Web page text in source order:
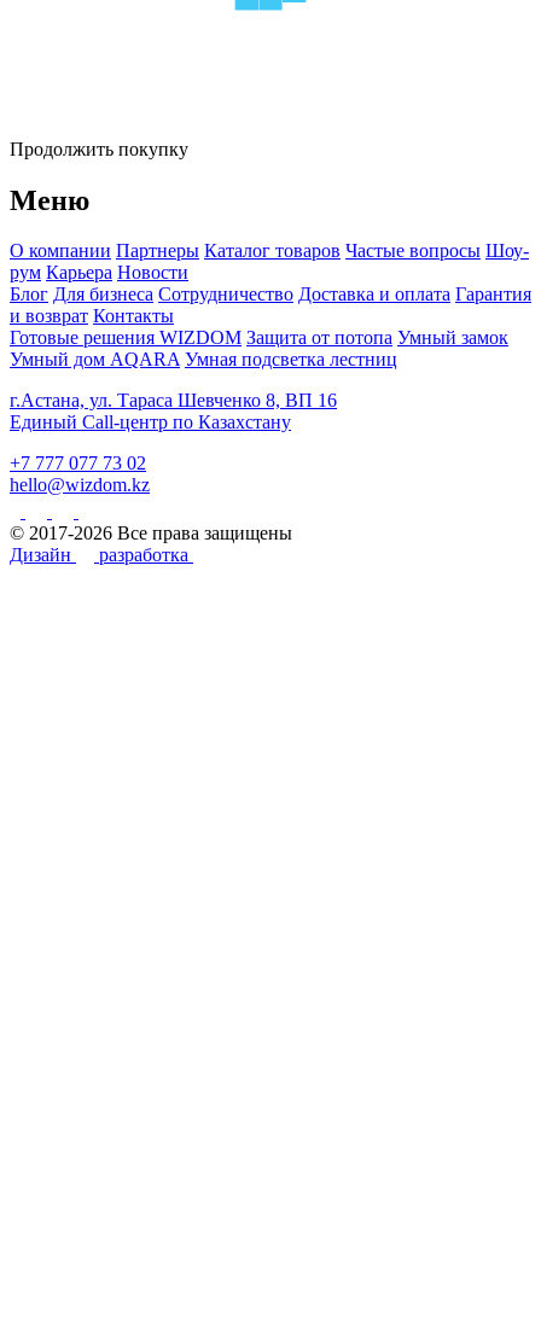
Продолжить покупку
Меню
О компании Партнеры Каталог товаров Частые вопросы Шоу-
рум Карьера Новости
Блог Для бизнеса Сотрудничество Доставка и оплата Гарантия
и возврат Контакты
Готовые решения WIZDOM Защита от потопа Умный замок
Умный дом AQARA Умная подсветка лестниц
г.Астана, ул. Тараса Шевченко 8, ВП 16
Единый Call-центр по Казахстану
+7 777 077 73 02
hello@wizdom.kz
© 2017-2026 Все права защищены
Дизайн
разработка